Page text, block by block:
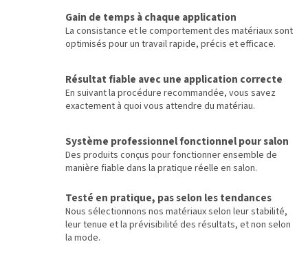
Gain de temps à chaque application
La consistance et le comportement des matériaux sont
optimisés pour un travail rapide, précis et efficace.
Résultat fiable avec une application correcte
En suivant la procédure recommandée, vous savez
exactement à quoi vous attendre du matériau.
Système professionnel fonctionnel pour salon
Des produits conçus pour fonctionner ensemble de
manière fiable dans la pratique réelle en salon.
Testé en pratique, pas selon les tendances
Nous sélectionnons nos matériaux selon leur stabilité,
leur tenue et la prévisibilité des résultats, et non selon
la mode.